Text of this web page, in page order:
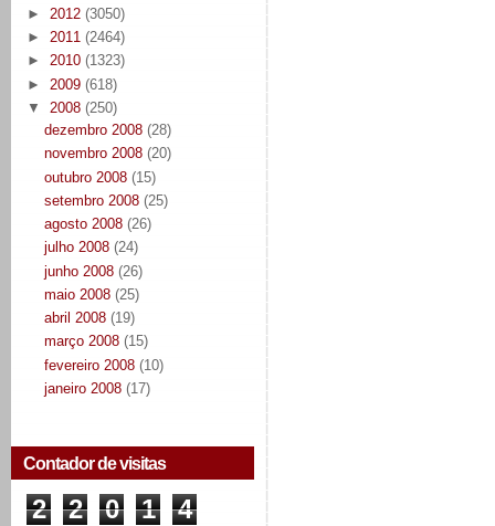
► 2012 (3050)
► 2011 (2464)
► 2010 (1323)
► 2009 (618)
▼ 2008 (250)
dezembro 2008 (28)
novembro 2008 (20)
outubro 2008 (15)
setembro 2008 (25)
agosto 2008 (26)
julho 2008 (24)
junho 2008 (26)
maio 2008 (25)
abril 2008 (19)
março 2008 (15)
fevereiro 2008 (10)
janeiro 2008 (17)
Contador de visitas
2 2 0 1
4